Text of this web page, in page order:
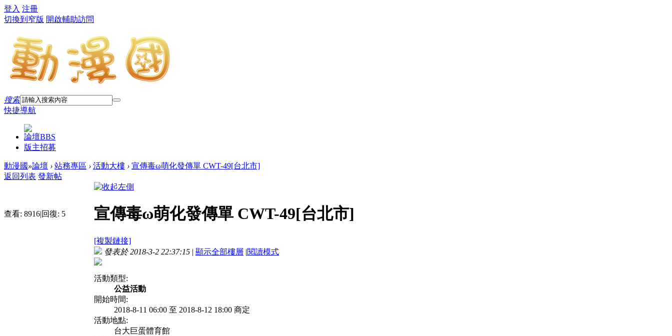
登入 注冊
切換到窄版 開啟輔助訪問
搜索
快捷導航
論壇BBS
版主招募
動漫國»論壇 › 站務專區 › 活動大樓 › 宣傳毒ω萌化發傳單 CWT-49[台北市]
返回列表 發新帖
查看: 8916|回復: 5 宣傳毒ω萌化發傳單 CWT-49[台北市]
[複製鏈接]
發表於 2018-3-2 22:37:15 | 顯示全部樓層 |閱讀模式
活動類型:
公益活動
開始時間:
2018-8-11 06:00 至 2018-8-12 18:00 商定
活動地點:
台大巨蛋體育館